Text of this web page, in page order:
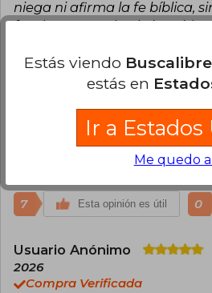
niega ni afirma la fe bíblica,
fundamentos desde la
historia y la curiosidad
ofrecer respuestas
un pasado mucho más vasto
habitualmente imaginamos.
explorar la historia humana
7 Esta opinión es útil 0
Usuario Anónimo
2026
Compra Verificada
Estás viendo
estás en
Ir a Estados
Me quedo